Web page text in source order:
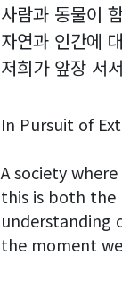
사람과 동물이
자연과 인간에
저희가 앞장 서
In Pursuit of
A society
this is both the
understanding
the moment